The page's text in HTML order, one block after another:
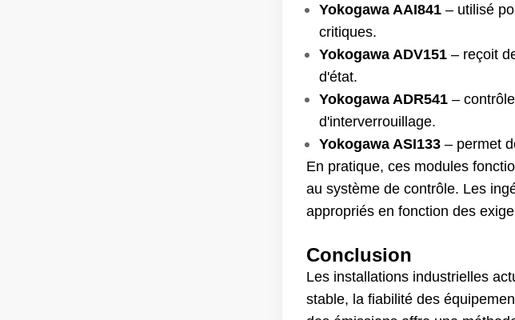
Yokogawa AAI841 – utilisé
critiques.
Yokogawa ADV151 – reçoit
d'état.
Yokogawa ADR541 –
d'interverrouillage.
Yokogawa ASI133 – permet
En pratique, ces modules
au système de contrôle. Les
appropriés en fonction des
Conclusion
Les installations industrielles
stable, la fiabilité des